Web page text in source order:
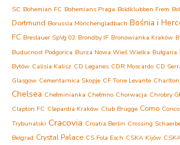
SC Bohemian FC Bohemians Praga Boldklubben Frem
Dortmund Borussia Mönchengladbach Bośnia i
FC Breslauer SpVg 02 Brondby IF Bronowianka Kraków
Buducnost Podgorica Burza Nowa Wieś Wielka Bułgaria
Bytów Calisia Kalisz CD Leganes CDR Moscardo CD
Glasgow Cementarnica Skopje CF Torre Levante Charlton
Chelsea Chełminianka Chełmno Chorwacja Chrobry
Clapton FC Clepardia Kraków Club Brugge Como
Trybunalski Cracovia Croatia Berlin Crossing
Belgrad Crystal Palace CS Fola Esch CSKA Kijów